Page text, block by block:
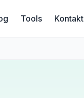
Tools Kontakt